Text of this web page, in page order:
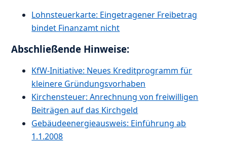
Lohnsteuerkarte: Eingetragener Freibetrag
bindet Finanzamt nicht
Abschließende Hinweise:
KfW-Initiative: Neues Kreditprogramm für
kleinere Gründungsvorhaben
Kirchensteuer: Anrechnung von freiwilligen
Beiträgen auf das Kirchgeld
Gebäudeenergieausweis: Einführung ab
1.1.2008